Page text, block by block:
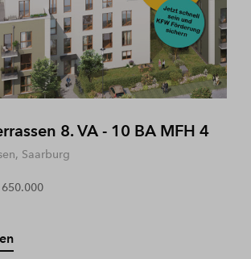
8. VA - 10 BA MFH 4
Saarburg